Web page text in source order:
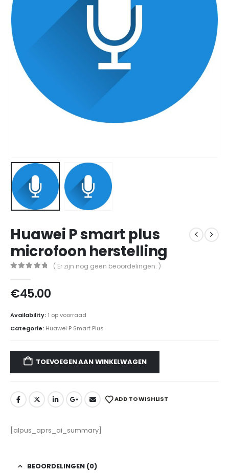
Huawei P smart plus
microfoon herstelling
( Er zijn nog geen beoordelingen. )
€45.00
Availability: 1 op voorraad
Categorie: Huawei P Smart Plus
TOEVOEGEN AAN WINKELWAGEN
ADD TO WISHLIST
[alpus_aprs_ai_summary]
BEOORDELINGEN (0)